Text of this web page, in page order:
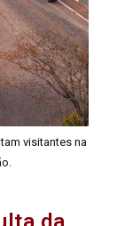
visitantes na